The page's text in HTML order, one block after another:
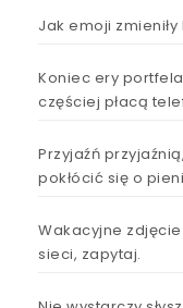
Jak emoji
Koniec ery
częściej płacą
Przyjaźń
pokłócić się o
Wakacyjne
sieci, zapytaj.